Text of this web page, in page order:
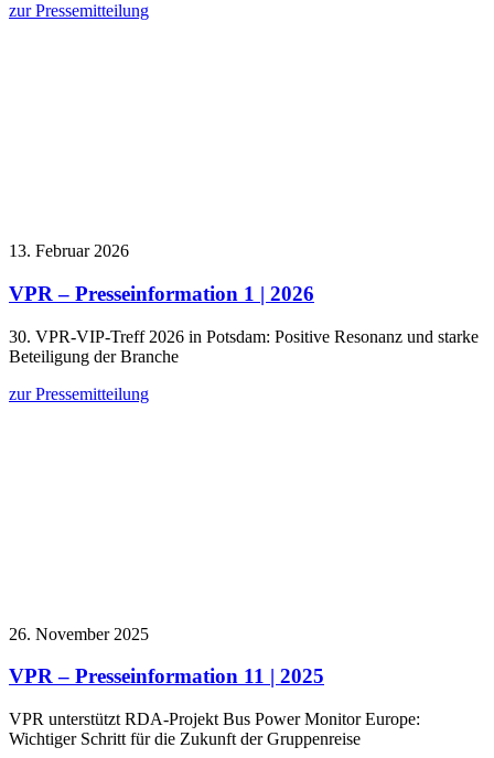
zur Pressemitteilung
13. Februar 2026
VPR – Presseinformation 1 | 2026
30. VPR-VIP-Treff 2026 in Potsdam: Positive Resonanz und starke
Beteiligung der Branche
zur Pressemitteilung
26. November 2025
VPR – Presseinformation 11 | 2025
VPR unterstützt RDA-Projekt Bus Power Monitor Europe:
Wichtiger Schritt für die Zukunft der Gruppenreise